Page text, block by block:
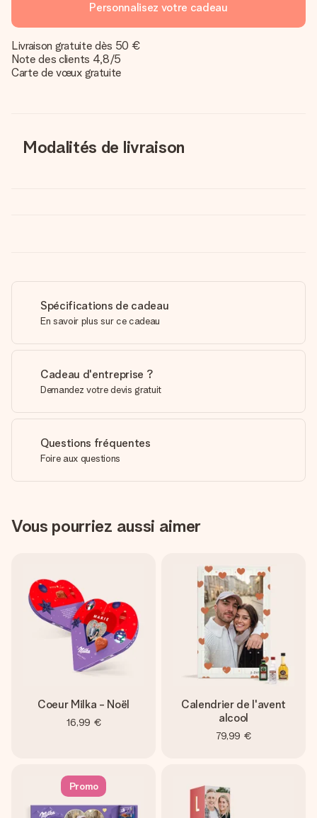
Personnalisez votre cadeau
Livraison gratuite dès 50 €
Note des clients 4,8/5
Carte de vœux gratuite
Modalités de livraison
Spécifications de cadeau
En savoir plus sur ce cadeau
Cadeau d'entreprise ?
Demandez votre devis gratuit
Questions fréquentes
Foire aux questions
Vous pourriez aussi aimer
Coeur Milka - Noël
16,99 €
Calendrier de l'avent
alcool
79,99 €
Promo